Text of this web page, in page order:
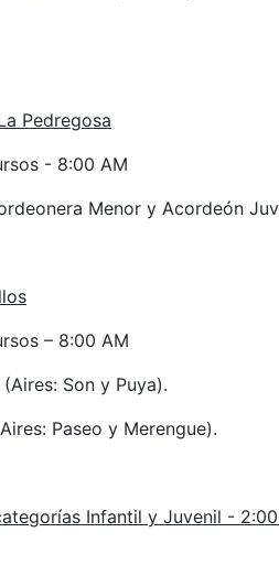
Pedregosa
- 8:00 AM
Menor y Acordeón
– 8:00 AM
Son y Puya).
Paseo y Merengue).
Infantil y Juvenil -